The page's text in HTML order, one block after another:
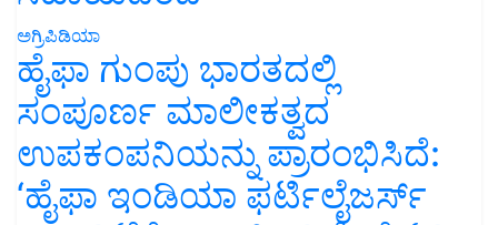
ಅಗ್ರಿಪಿಡಿಯಾ
ಹೈಫಾ ಗುಂಪು ಭಾರತದಲ್ಲಿ
ಸಂಪೂರ್ಣ ಮಾಲೀಕತ್ವದ
ಉಪಕಂಪನಿಯನ್ನು ಪ್ರಾರಂಭಿಸಿದೆ:
‘ಹೈಫಾ ಇಂಡಿಯಾ ಫರ್ಟಿಲೈಜರ್ಸ್